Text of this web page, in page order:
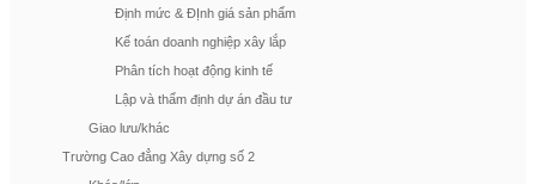
Định mức & ĐỊnh giá sản phẩm
Kế toán doanh nghiệp xây lắp
Phân tích hoạt động kinh tế
Lập và thẩm định dự án đầu tư
Giao lưu/khác
Trường Cao đẳng Xây dựng số 2